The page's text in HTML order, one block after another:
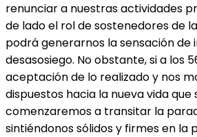
renunciar a nuestras actividades
de lado el rol de sostenedores de
podrá generarnos la sensación de
desasosiego. No obstante, si a los
aceptación de lo realizado y nos
dispuestos hacia la nueva vida que
comenzaremos a transitar la
sintiéndonos sólidos y firmes en la